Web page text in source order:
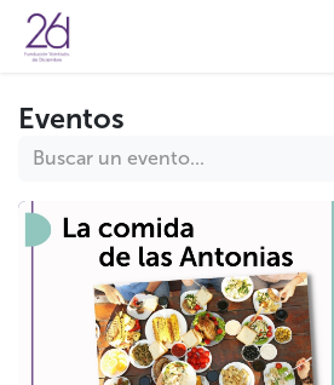
Ir al contenido
Eventos